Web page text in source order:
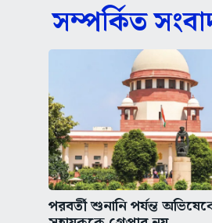
সম্পর্কিত
পরবর্তী শুনানি পর্যন্ত